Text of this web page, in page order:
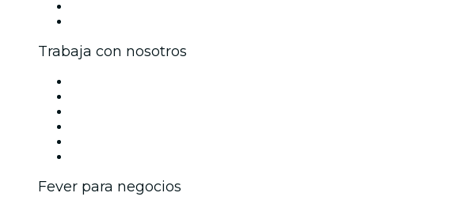
Trabaja con nosotros
Fever para negocios